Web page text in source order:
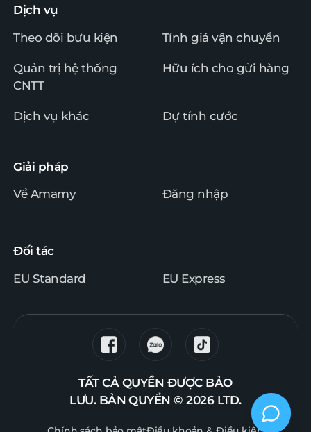
Dịch vụ
Theo dõi bưu kiện
Tính giá vận chuyển
Quản trị hệ thống
CNTT
Hữu ích cho gửi hàng
Dịch vụ khác Dự tính cước
Giải pháp
Về Amamy
Đăng nhập
Đối tác
EU Standard
EU Express
TẤT CẢ QUYỀN ĐƯỢC BẢO
LƯU. BẢN QUYỀN © 2026 LTD.